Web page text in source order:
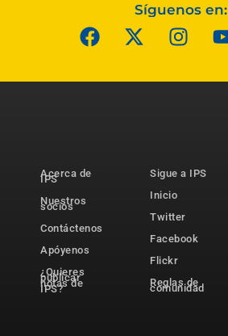
Síguenos en:
Acerca de
IPS
Nuestros
socios
Contáctenos
Apóyenos
¿Quieres
publicar
notas de
IPS?
Sigue a IPS
Inicio
Twitter
Facebook
Flickr
Reglas de
comunidad